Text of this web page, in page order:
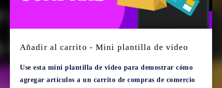
Añadir al carrito - Mini plantilla de video
Use esta mini plantilla de video para demostrar cómo
agregar artículos a un carrito de compras de comercio